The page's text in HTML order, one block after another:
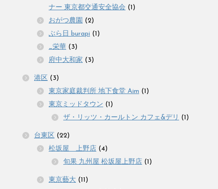
ナー 東京都交通安全協会 (1)
おがつ農園 (2)
ぶら日 burapi (1)
_栄華 (3)
府中大和家 (3)
港区 (3)
東京家庭裁判所 地下食堂 Aim (1)
東京ミッドタウン (1)
ザ・リッツ・カールトン カフェ&デリ (1)
台東区 (22)
松坂屋 上野店 (4)
旬果 九州屋 松坂屋上野店 (1)
東京藝大 (11)